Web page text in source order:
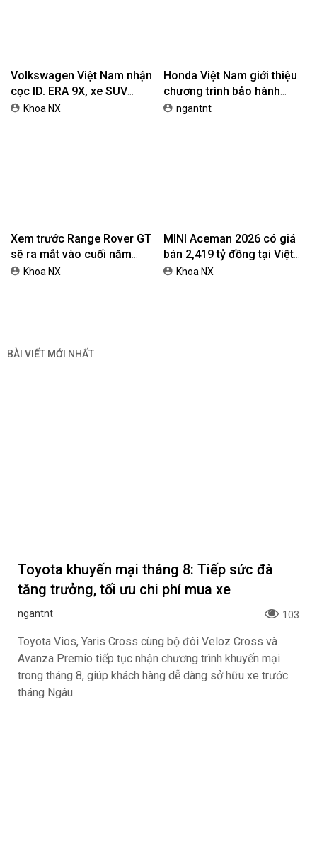
Volkswagen Việt Nam nhận
cọc ID. ERA 9X, xe SUV
EREV dự kiến giá dưới 3 tỷ
Khoa NX
Honda Việt Nam giới thiệu
chương trình bảo hành
chính hãng lên tới 10 năm
ngantnt
Xem trước Range Rover GT
sẽ ra mắt vào cuối năm
2026Khoa NX
MINI Aceman 2026 có giá
bán 2,419 tỷ đồng tại Việt
NamKhoa NX
BÀI VIẾT MỚI NHẤT
Toyota khuyến mại tháng 8: Tiếp sức đà
tăng trưởng, tối ưu chi phí mua xe
ngantnt 103
Toyota Vios, Yaris Cross cùng bộ đôi Veloz Cross và
Avanza Premio tiếp tục nhận chương trình khuyến mại
trong tháng 8, giúp khách hàng dễ dàng sở hữu xe trước
tháng Ngâu